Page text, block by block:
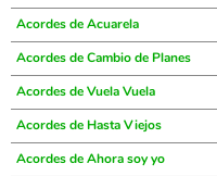
Acordes de Acuarela
Acordes de Cambio de Planes
Acordes de Vuela Vuela
Acordes de Hasta Viejos
Acordes de Ahora soy yo